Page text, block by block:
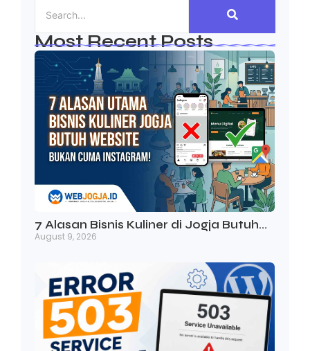
Most Recent Posts
7 Alasan Bisnis Kuliner di Jogja Butuh…
August 9, 2026